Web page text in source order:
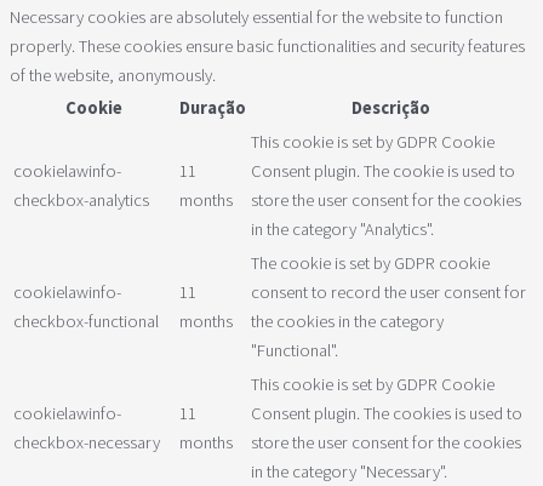
Necessary cookies are absolutely essential for the website to function
properly. These cookies ensure basic functionalities and security features
of the website, anonymously.
Cookie
Duração Descrição
cookielawinfo-
checkbox-analytics
11
months
This cookie is set by GDPR Cookie
Consent plugin. The cookie is used to
store the user consent for the cookies
in the category "Analytics".
cookielawinfo-
checkbox-functional
11
months
The cookie is set by GDPR cookie
consent to record the user consent for
the cookies in the category
"Functional".
cookielawinfo-
checkbox-necessary
11
months
This cookie is set by GDPR Cookie
Consent plugin. The cookies is used to
store the user consent for the cookies
in the category "Necessary".